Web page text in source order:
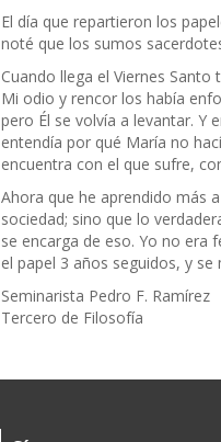
El día que repartieron los
noté que los sumos
Cuando llega el Viernes
Mi odio y rencor los había
pero Él se volvía a levantar. Y
entendía por qué María no
encuentra con el que sufre,
Ahora que he aprendido más
sociedad; sino que lo
se encarga de eso. Yo no era
el papel 3 años seguidos, y
Seminarista Pedro F. Ramírez
Tercero de Filosofía